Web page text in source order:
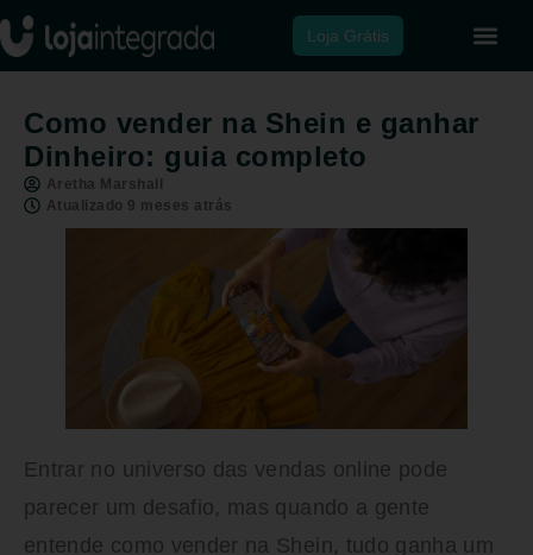
Loja Grátis
Como vender na Shein e ganhar
Dinheiro: guia completo
Aretha Marshall
Atualizado 9 meses atrás
Entrar no universo das vendas online pode
parecer um desafio, mas quando a gente
entende como vender na Shein , tudo ganha um